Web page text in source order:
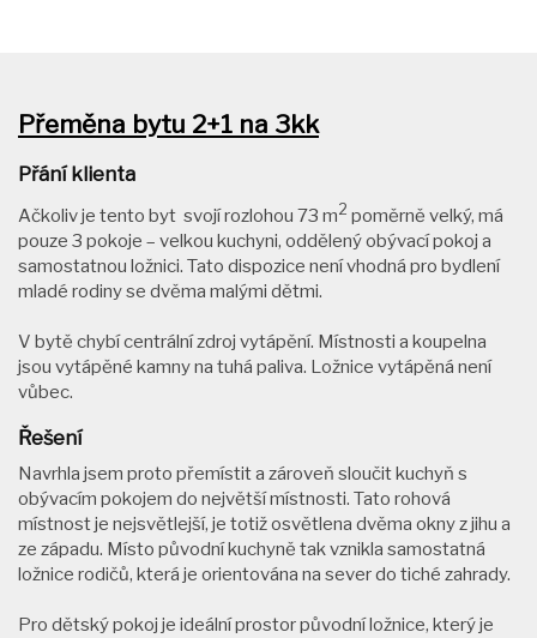
Přeměna bytu 2+1 na 3kk
Přání klienta
Ačkoliv je tento byt svojí rozlohou 73 m2 poměrně velký, má
pouze 3 pokoje – velkou kuchyni, oddělený obývací pokoj a
samostatnou ložnici. Tato dispozice není vhodná pro bydlení
mladé rodiny se dvěma malými dětmi.
V bytě chybí centrální zdroj vytápění. Místnosti a koupelna
jsou vytápěné kamny na tuhá paliva. Ložnice vytápěná není
vůbec.
Řešení
Navrhla jsem proto přemístit a zároveň sloučit kuchyň s
obývacím pokojem do největší místnosti. Tato rohová
místnost je nejsvětlejší, je totiž osvětlena dvěma okny z jihu a
ze západu. Místo původní kuchyně tak vznikla samostatná
ložnice rodičů, která je orientována na sever do tiché zahrady.
Pro dětský pokoj je ideální prostor původní ložnice, který je